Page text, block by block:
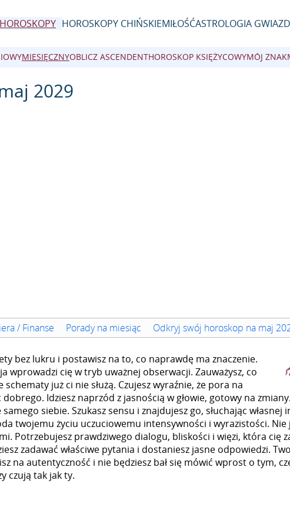
HOROSKOPY HOROSKOPY CHIŃSKIEMIŁOŚĆASTROLOGIA GWIAZD
MIESIĘCZNYOBLICZ ASCENDENTHOROSKOP KSIĘŻYCOWYMÓJ ZNAK
2029
/ Finanse Porady na miesiąc Odkryj swój horoskop na maj
bez lukru i postawisz na to, co naprawdę ma znaczenie.
wprowadzi cię w tryb uważnej obserwacji. Zauważysz, co
już ci nie służą. Czujesz wyraźnie, że pora na
Idziesz naprzód z jasnością w głowie, gotowy na
siebie. Szukasz sensu i znajdujesz go, słuchając własnej
twojemu życiu uczuciowemu intensywności i wyrazistości. Nie
Potrzebujesz prawdziwego dialogu, bliskości i więzi, która cię
zadawać właściwe pytania i dostaniesz jasne odpowiedzi.
na autentyczność i nie będziesz bał się mówić wprost o tym,
czują tak jak ty.